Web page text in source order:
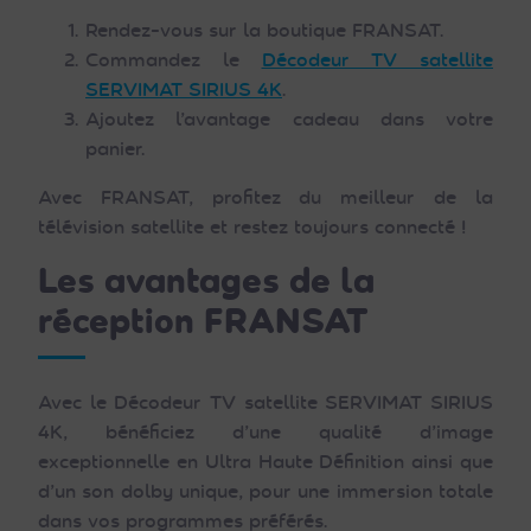
Rendez-vous sur la boutique FRANSAT.
Commandez le Décodeur TV satellite
SERVIMAT SIRIUS 4K.
Ajoutez l’avantage cadeau dans votre
panier.
Avec FRANSAT, profitez du meilleur de la
télévision satellite et restez toujours connecté !
Les avantages de la
réception FRANSAT
Avec le Décodeur TV satellite SERVIMAT SIRIUS
4K, bénéficiez d’une qualité d’image
exceptionnelle en Ultra Haute Définition ainsi que
d’un son dolby unique, pour une immersion totale
dans vos programmes préférés.